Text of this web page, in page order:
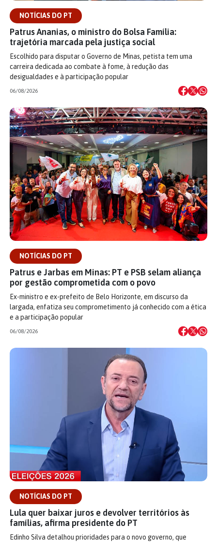
NOTÍCIAS DO PT
Patrus Ananias, o ministro do Bolsa Família:
trajetória marcada pela justiça social
Escolhido para disputar o Governo de Minas, petista tem uma
carreira dedicada ao combate à fome, à redução das
desigualdades e à participação popular
06/08/2026
NOTÍCIAS DO PT
Patrus e Jarbas em Minas: PT e PSB selam aliança
por gestão comprometida com o povo
Ex-ministro e ex-prefeito de Belo Horizonte, em discurso da
largada, enfatiza seu comprometimento já conhecido com a ética
e a participação popular
06/08/2026
NOTÍCIAS DO PT
Lula quer baixar juros e devolver territórios às
famílias, afirma presidente do PT
Edinho Silva detalhou prioridades para o novo governo, que